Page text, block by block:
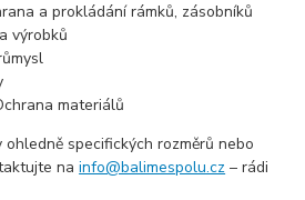
a prokládání rámků, zásobníků
výrobků
materiálů
specifických rozměrů nebo
nainfo@balimespolu.cz – rádi